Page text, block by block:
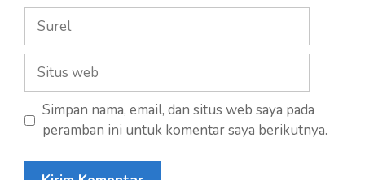
Surel
Situs
web
Simpan nama, email, dan situs web saya pada
peramban ini untuk komentar saya berikutnya.